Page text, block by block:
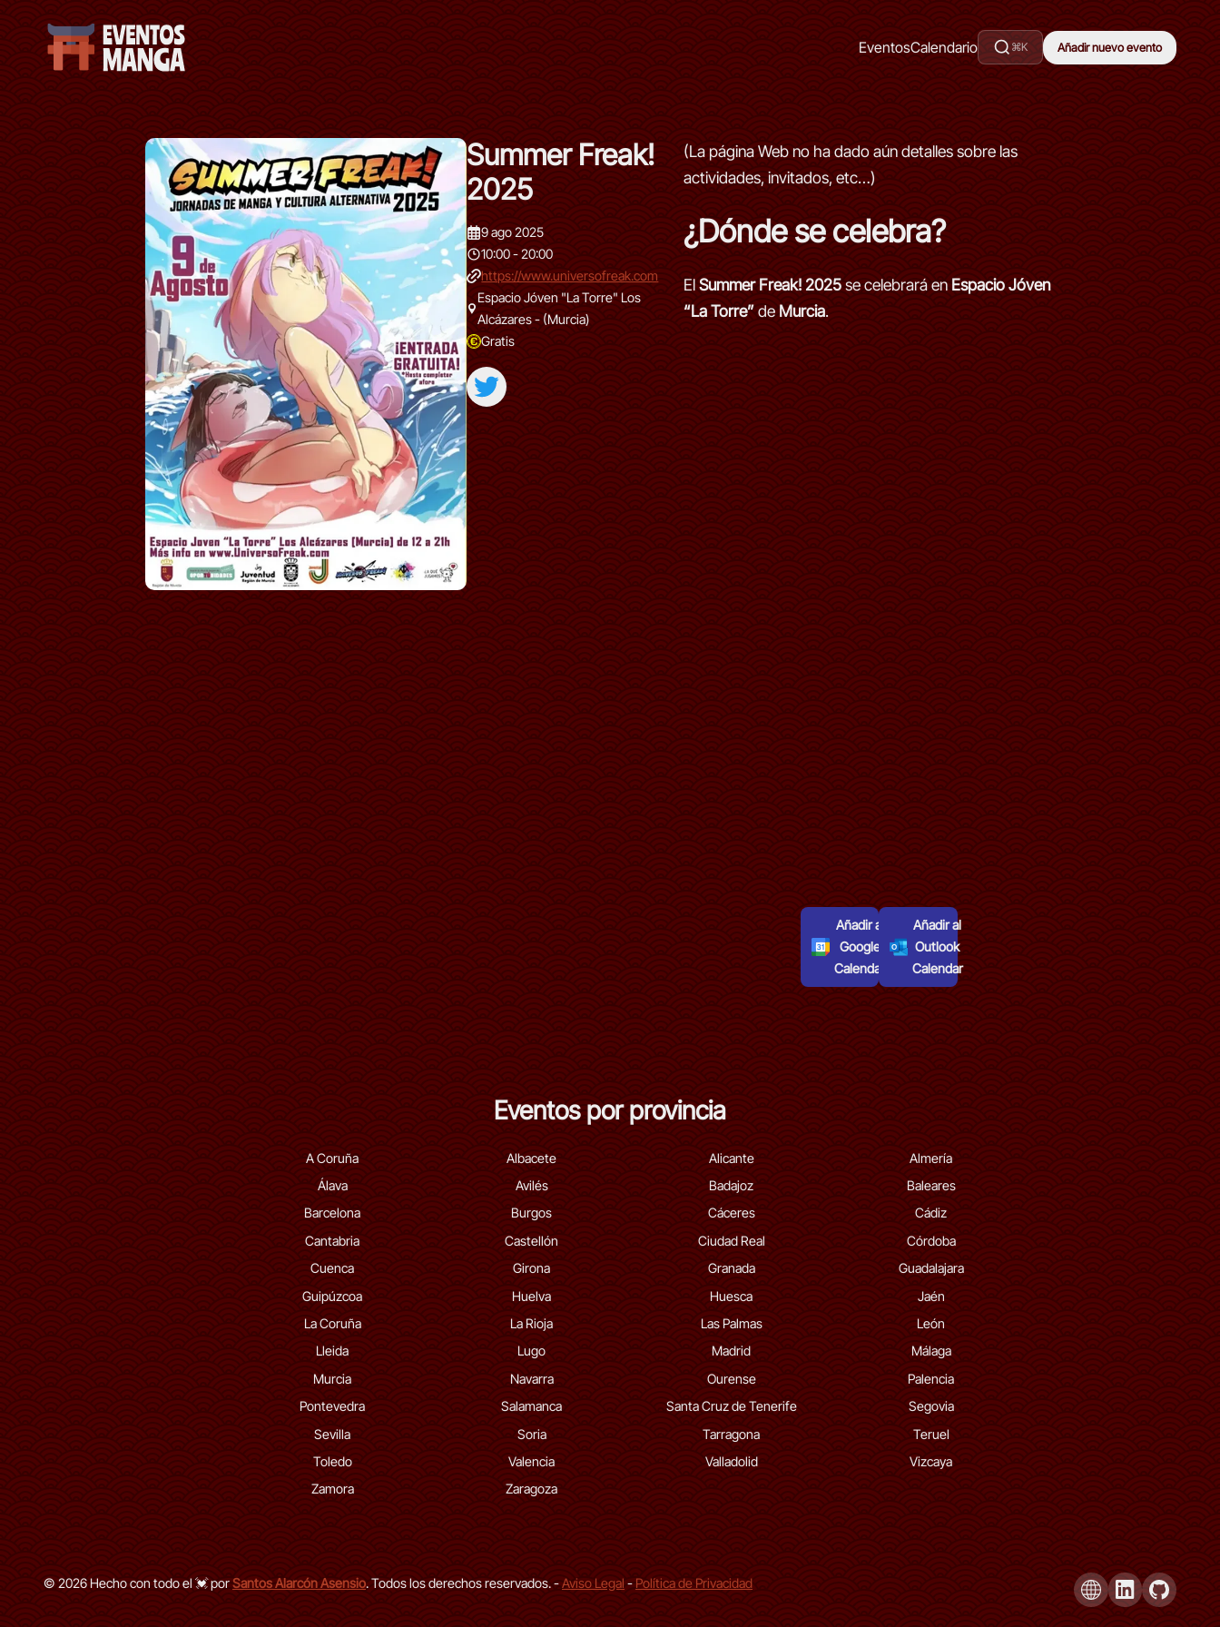
EventosCalendario ⌘K Añadir nuevo evento
Summer Freak!
2025
9 ago 2025
10:00 - 20:00
https://www.universofreak.com
Espacio Jóven "La Torre" Los
Alcázares - (Murcia)
Gratis
(La página Web no ha dado aún detalles sobre las
actividades, invitados, etc…)
¿Dónde se celebra?
ElSummer Freak! 2025se celebrará en Espacio Jóven
“La Torre”de Murcia.
Añadir al
Google
Calendar
Añadir al
Outlook
Calendar
Eventos por provincia
A Coruña Albacete Alicante
Almería
Álava
Avilés Badajoz
Baleares
Barcelona
Burgos Cáceres
Cádiz
Cantabria
Castellón Ciudad Real
Córdoba
Cuenca
Girona Granada
Guadalajara
Guipúzcoa
Huelva Huesca
Jaén
La Coruña
La Rioja Las Palmas
León
Lleida
Lugo Madrid
Málaga
Murcia
Navarra Ourense
Palencia
Pontevedra
Salamanca Santa Cruz de Tenerife
Segovia
Sevilla
Soria Tarragona
Teruel
Toledo
Valencia Valladolid
Vizcaya
Zamora
Zaragoza
© 2026 Hecho con todo el 💓 porSantos Alarcón Asensio. Todos los derechos reservados. -Aviso Legal -Política de Privacidad
Página WebLinkedIn de
GitHub